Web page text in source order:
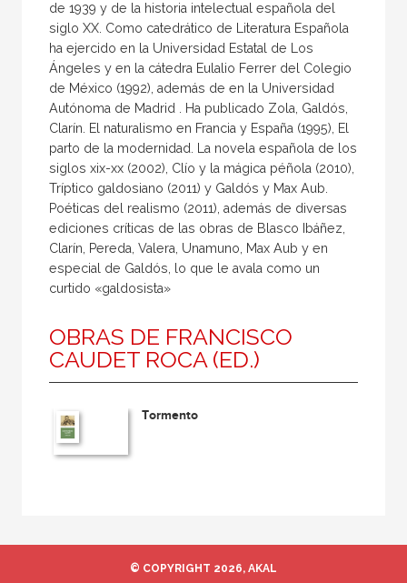
Escritora
Ilustrador
Prologuista
Traductor
Traductora
de 1939 y de la historia intelectual española del
siglo XX. Como catedrático de Literatura Española
ha ejercido en la Universidad Estatal de Los
Ángeles y en la cátedra Eulalio Ferrer del Colegio
de México (1992), además de en la Universidad
Autónoma de Madrid . Ha publicado Zola, Galdós,
Clarín. El naturalismo en Francia y España (1995), El
parto de la modernidad. La novela española de los
siglos xix-xx (2002), Clío y la mágica péñola (2010),
Tríptico galdosiano (2011) y Galdós y Max Aub.
Poéticas del realismo (2011), además de diversas
ediciones críticas de las obras de Blasco Ibáñez,
Clarín, Pereda, Valera, Unamuno, Max Aub y en
especial de Galdós, lo que le avala como un
curtido «galdosista»
OBRAS DE FRANCISCO
CAUDET ROCA (ED.)
Tormento
© COPYRIGHT 2026, AKAL